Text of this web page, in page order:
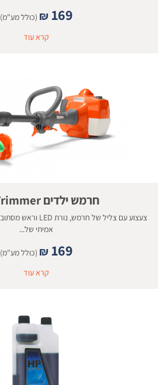
₪ 169
(כולל מע"מ)
קרא עוד
חרמש ילדים Toy Trimmer
אמיתי של...
₪ 169
(כולל מע"מ)
קרא עוד